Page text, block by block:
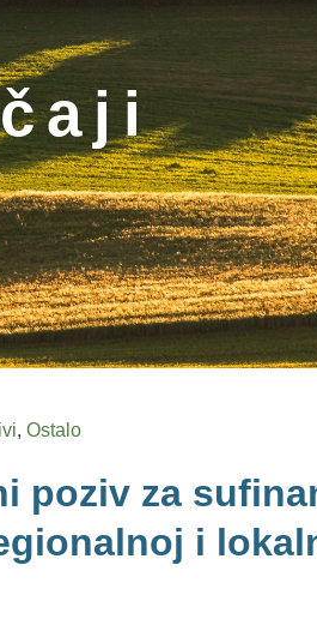
,Ostalo
poziv za
i